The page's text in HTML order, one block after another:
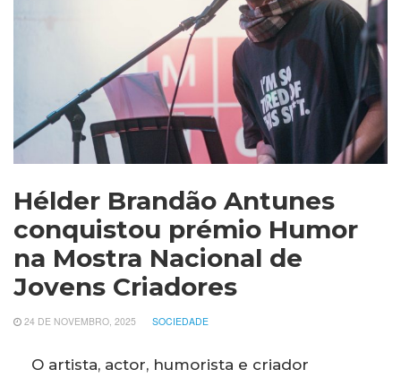
Hélder Brandão Antunes
conquistou prémio Humor
na Mostra Nacional de
Jovens Criadores
24 DE NOVEMBRO, 2025 SOCIEDADE
O artista, actor, humorista e criador